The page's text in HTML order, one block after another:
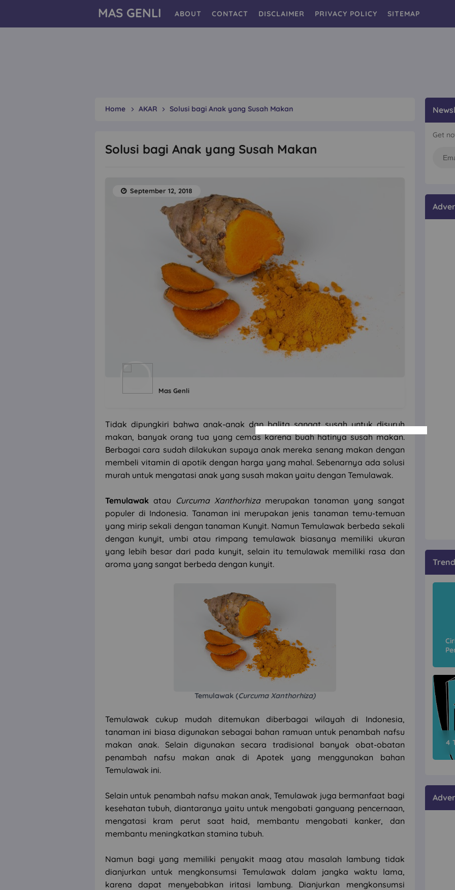
MAS GENLI ABOUT CONTACT DISCLAIMER PRIVACY POLICY SITEMAP
Home AKAR Solusi bagi Anak yang Susah Makan
Solusi bagi Anak yang Susah Makan
Mas Genli
September 12, 2018
Tidak dipungkiri bahwa anak-anak dan balita sangat susah untuk disuruh
makan, banyak orang tua yang cemas karena buah hatinya susah makan.
Berbagai cara sudah dilakukan supaya anak mereka senang makan dengan
membeli vitamin di apotik dengan harga yang mahal. Sebenarnya ada solusi
murah untuk mengatasi anak yang susah makan yaitu dengan Temulawak.
Temulawak atau Curcuma Xanthorhiza merupakan tanaman yang sangat
populer di Indonesia. Tanaman ini merupakan jenis tanaman temu-temuan
yang mirip sekali dengan tanaman Kunyit. Namun Temulawak berbeda sekali
dengan kunyit, umbi atau rimpang temulawak biasanya memiliki ukuran
yang lebih besar dari pada kunyit, selain itu temulawak memiliki rasa dan
aroma yang sangat berbeda dengan kunyit.
Temulawak (Curcuma Xanthorhiza)
Temulawak cukup mudah ditemukan diberbagai wilayah di Indonesia,
tanaman ini biasa digunakan sebagai bahan ramuan untuk penambah nafsu
makan anak. Selain digunakan secara tradisional banyak obat-obatan
penambah nafsu makan anak di Apotek yang menggunakan bahan
Temulawak ini.
Selain untuk penambah nafsu makan anak, Temulawak juga bermanfaat bagi
kesehatan tubuh, diantaranya yaitu untuk mengobati ganguang pencernaan,
mengatasi kram perut saat haid, membantu mengobati kanker, dan
membantu meningkatkan stamina tubuh.
Namun bagi yang memiliki penyakit maag atau masalah lambung tidak
dianjurkan untuk mengkonsumsi Temulawak dalam jangka waktu lama,
karena dapat menyebabkan iritasi lambung. Dianjurkan mengkonsumsi
Get
4